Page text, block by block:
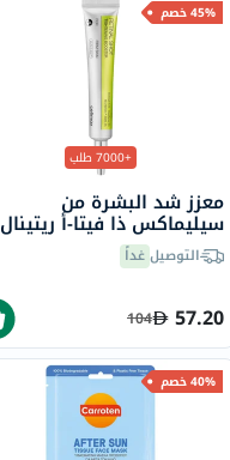
45% خصم
+7000 طلب
معزز شد البشرة من
سيليماكس ذا فيتا-أ ريتينال
شوت، 15 مل
التوصيلغداً
57.20
104
40% خصم